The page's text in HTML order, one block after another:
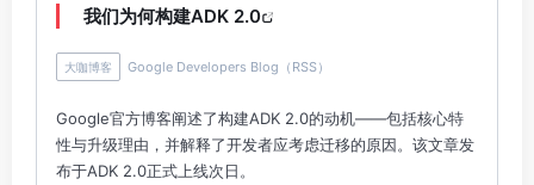
我们为何构建ADK 2.0
大咖博客 Google Developers Blog（RSS）
Google官方博客阐述了构建ADK 2.0的动机——包括核心特
性与升级理由，并解释了开发者应考虑迁移的原因。该文章发
布于ADK 2.0正式上线次日。